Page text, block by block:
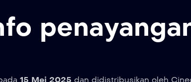
15 Mei 2025 dan didistribusikan oleh